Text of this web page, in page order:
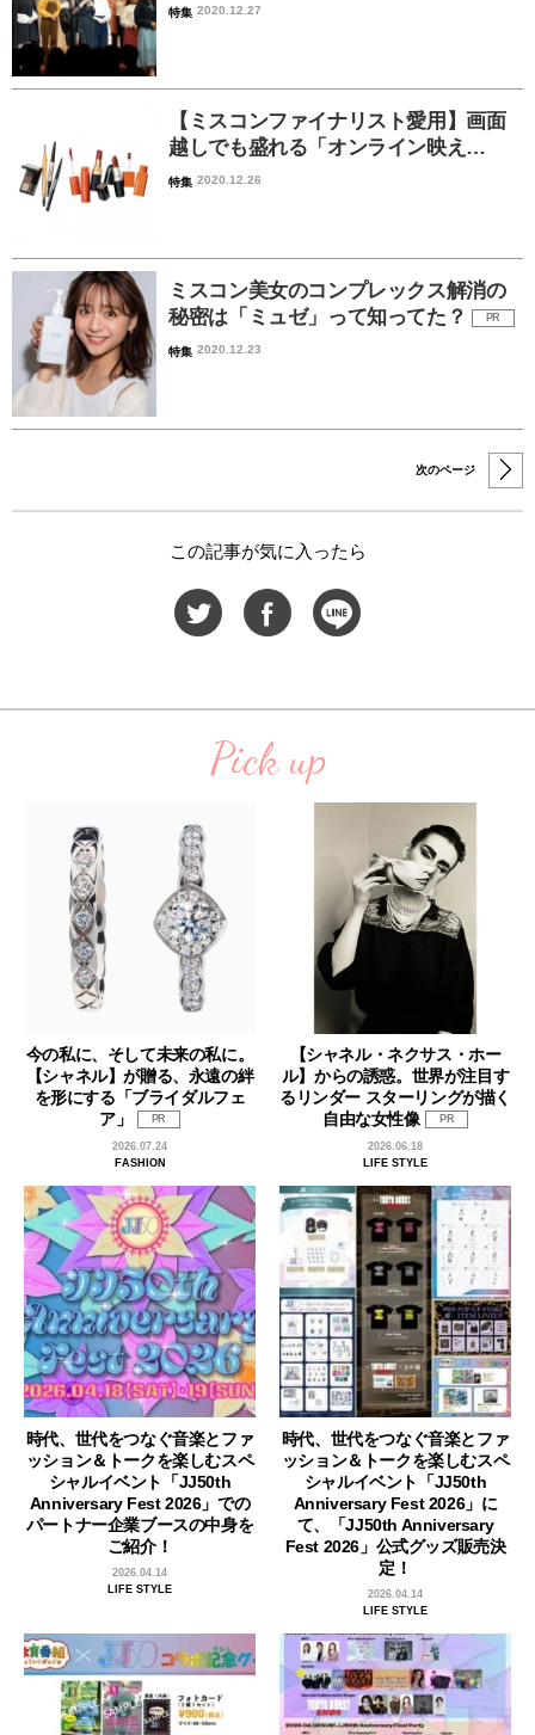
特集 2020.12.27
【ミスコンファイナリスト愛用】画面
越しでも盛れる「オンライン映え…
特集 2020.12.26
ミスコン美女のコンプレックス解消の
秘密は「ミュゼ」って知ってた？
PR
特集 2020.12.23
次のページ
この記事が気に入ったら
Pick up
今の私に、そして未来の私に。
【シャネル】が贈る、永遠の絆
を形にする「ブライダルフェ
ア」
PR
2026.07.24
FASHION
【シャネル・ネクサス・ホー
ル】からの誘惑。世界が注目す
るリンダー スターリングが描く
自由な女性像
PR
2026.06.18
LIFE STYLE
時代、世代をつなぐ音楽とファ
ッション＆トークを楽しむスペ
シャルイベント「JJ50th
Anniversary Fest 2026」での
パートナー企業ブースの中身を
ご紹介！
2026.04.14
LIFE STYLE
時代、世代をつなぐ音楽とファ
ッション＆トークを楽しむスペ
シャルイベント「JJ50th
Anniversary Fest 2026」に
て、「JJ50th Anniversary
Fest 2026」公式グッズ販売決
定！
2026.04.14
LIFE STYLE